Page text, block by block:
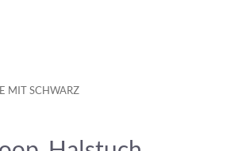
MIT SCHWARZ